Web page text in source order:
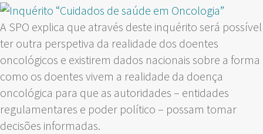
A SPO explica que através deste inquérito será possível
ter outra perspetiva da realidade dos doentes
oncológicos e existirem dados nacionais sobre a forma
como os doentes vivem a realidade da doença
oncológica para que as autoridades – entidades
regulamentares e poder político – possam tomar
decisões informadas.